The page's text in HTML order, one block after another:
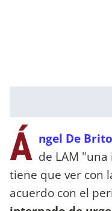
Á ngel De Brito
de LAM
tiene que ver con
acuerdo con el